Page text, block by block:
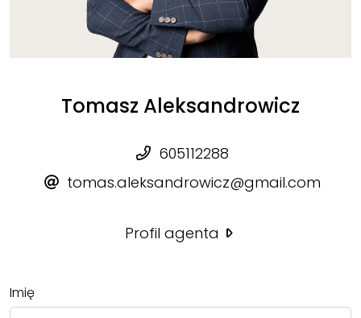
Tomasz Aleksandrowicz
605112288
tomas.aleksandrowicz@gmail.com
Profil agenta
Imię